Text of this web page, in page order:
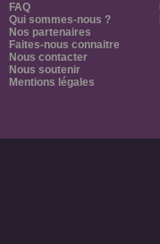
FAQ
Qui sommes-nous ?
Nos partenaires
Faites-nous connaitre
Nous contacter
Nous soutenir
Mentions légales